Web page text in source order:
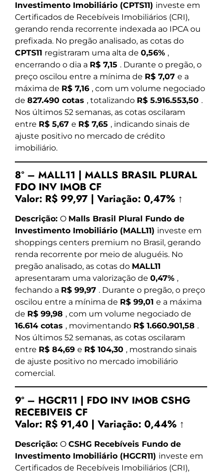
Investimento Imobiliário (CPTS11) investe em
Certificados de Recebíveis Imobiliários (CRI),
gerando renda recorrente indexada ao IPCA ou
prefixada. No pregão analisado, as cotas do
CPTS11 registraram uma alta de 0,56% ,
encerrando o dia a R$ 7,15 . Durante o pregão, o
preço oscilou entre a mínima de R$ 7,07 e a
máxima de R$ 7,16 , com um volume negociado
de 827.490 cotas , totalizando R$ 5.916.553,50 .
Nos últimos 52 semanas, as cotas oscilaram
entre R$ 5,67 e R$ 7,65 , indicando sinais de
ajuste positivo no mercado de crédito
imobiliário.
8º – MALL11 | MALLS BRASIL PLURAL
FDO INV IMOB CF
Valor: R$ 99,97 | Variação: 0,47% ↑
Descrição: O Malls Brasil Plural Fundo de
Investimento Imobiliário (MALL11) investe em
shoppings centers premium no Brasil, gerando
renda recorrente por meio de aluguéis. No
pregão analisado, as cotas do MALL11
apresentaram uma valorização de 0,47% ,
fechando a R$ 99,97 . Durante o pregão, o preço
oscilou entre a mínima de R$ 99,01 e a máxima
de R$ 99,98 , com um volume negociado de
16.614 cotas , movimentando R$ 1.660.901,58 .
Nos últimos 52 semanas, as cotas oscilaram
entre R$ 84,69 e R$ 104,30 , mostrando sinais
de ajuste positivo no mercado imobiliário
comercial.
9º – HGCR11 | FDO INV IMOB CSHG
RECEBIVEIS CF
Valor: R$ 91,40 | Variação: 0,44% ↑
Descrição: O CSHG Recebíveis Fundo de
Investimento Imobiliário (HGCR11) investe em
Certificados de Recebíveis Imobiliários (CRI),